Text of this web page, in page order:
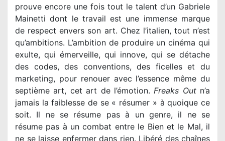
prouve encore une fois tout le talent d’un Gabriele
Mainetti dont le travail est une immense marque
de respect envers son art. Chez l’italien, tout n’est
qu’ambitions. L’ambition de produire un cinéma qui
exulte, qui émerveille, qui innove, qui se détache
des codes, des conventions, des ficelles et du
marketing, pour renouer avec l’essence même du
septième art, cet art de l’émotion. Freaks Outn’a
jamais la faiblesse de se « résumer » à quoique ce
soit. Il ne se résume pas à un genre, il ne se
résume pas à un combat entre le Bien et le Mal, il
ne se laisse enfermer dans rien. Libéré des chaînes